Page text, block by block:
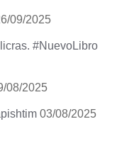
09/2025
#NuevoLibro
08/2025
03/08/2025